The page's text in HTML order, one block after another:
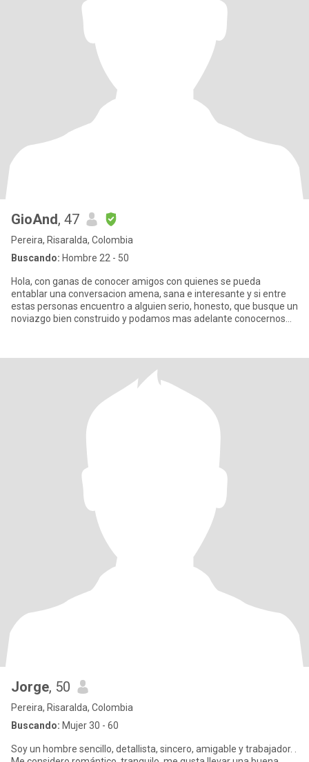
GioAnd, 47
Pereira, Risaralda, Colombia
Buscando: Hombre 22 - 50
Hola, con ganas de conocer amigos con quienes se pueda
entablar una conversacion amena, sana e interesante y si entre
estas personas encuentro a alguien serio, honesto, que busque un
noviazgo bien construido y podamos mas adelante conocernos
Jorge, 50
Pereira, Risaralda, Colombia
Buscando: Mujer 30 - 60
Soy un hombre sencillo, detallista, sincero, amigable y trabajador. .